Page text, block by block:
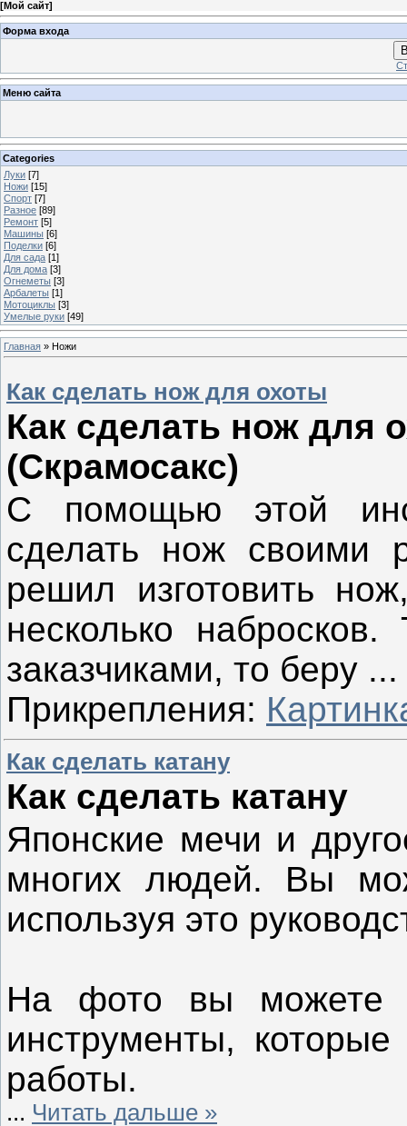
[Мой сайт]
Форма входа
Меню сайта
Categories
Луки [7]
Ножи [15]
Спорт [7]
Разное [89]
Ремонт [5]
Машины [6]
Поделки [6]
Для сада [1]
Для дома [3]
Огнеметы [3]
Арбалеты [1]
Мотоциклы [3]
Умелые руки [49]
Главная » Ножи
Как сделать нож для охоты
Как сделать нож для
(Скрамосакс)
С помощью этой
сделать нож своими
решил изготовить
несколько
заказчиками, то беру ...
Прикрепления:
Как сделать катану
Как сделать катану
Японские мечи и
многих людей. Вы
используя это
На фото вы можете
инструменты,
работы.
... Читать дальше »